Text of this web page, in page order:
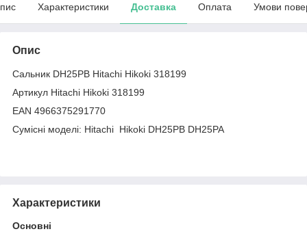
Характеристики Доставка Оплата Умови
Опис
Сальник DH25PB Hitachi Hikoki 318199
Артикул Hitachi Hikoki 318199
EAN 4966375291770
Сумісні моделі: Hitachi Hikoki DH25PB DH25PA
Характеристики
Основні